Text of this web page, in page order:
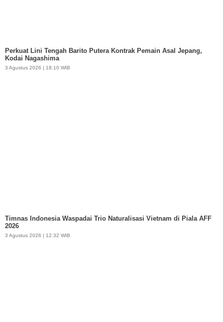
Perkuat Lini Tengah Barito Putera Kontrak Pemain Asal Jepang,
Kodai Nagashima
3 Agustus 2026 | 18:10 WIB
Timnas Indonesia Waspadai Trio Naturalisasi Vietnam di Piala AFF
2026
3 Agustus 2026 | 12:32 WIB